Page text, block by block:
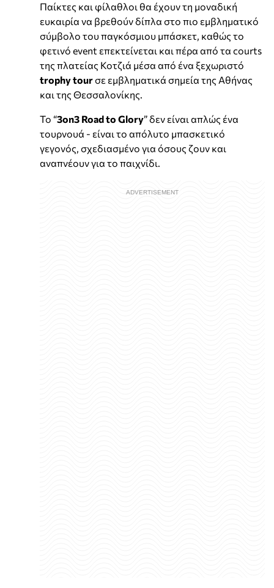
Παίκτες και φίλαθλοι θα έχουν τη μοναδική
ευκαιρία να βρεθούν δίπλα στο πιο εμβληματικό
σύμβολο του παγκόσμιου μπάσκετ, καθώς το
φετινό event επεκτείνεται και πέρα από τα courts
της πλατείας Κοτζιά μέσα από ένα ξεχωριστό
trophy tourσε εμβληματικά σημεία της Αθήνας
και της Θεσσαλονίκης.
Το “3on3 Road to Glory” δεν είναι απλώς ένα
τουρνουά - είναι το απόλυτο μπασκετικό
γεγονός, σχεδιασμένο για όσους ζουν και
αναπνέουν για το παιχνίδι.